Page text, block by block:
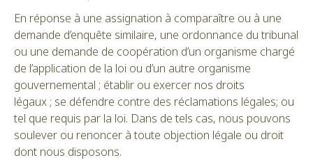
En réponse à une assignation à comparaître ou à une
demande d’enquête similaire, une ordonnance du tribunal
ou une demande de coopération d’un organisme chargé
de l’application de la loi ou d’un autre organisme
gouvernemental ; établir ou exercer nos droits
légaux ; se défendre contre des réclamations légales; ou
tel que requis par la loi. Dans de tels cas, nous pouvons
soulever ou renoncer à toute objection légale ou droit
dont nous disposons.